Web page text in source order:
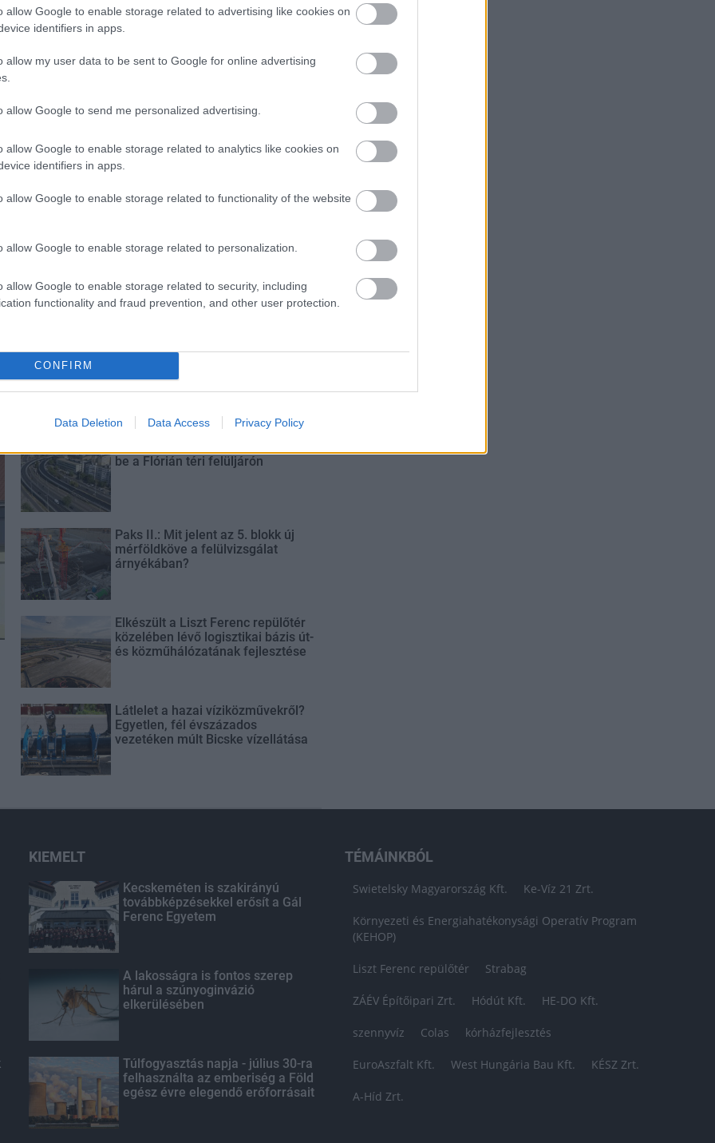
allow Google to enable storage related to advertising like cookies on
identifiers in apps.
allow my user data to be sent to Google for online advertising
allow Google to send me personalized advertising.
allow Google to enable storage related to analytics like cookies on
identifiers in apps.
allow Google to enable storage related to functionality of the website
allow Google to enable storage related to personalization.
allow Google to enable storage related to security, including
functionality and fraud prevention, and other user protection.
CONFIRM
Data Deletion Data Access Privacy Policy
mezőgazdaság borászat borágazat
táborozást
be a Flórián téri felüljárón
Paks II.: Mit jelent az 5. blokk új
mérföldköve a felülvizsgálat
árnyékában?
Elkészült a Liszt Ferenc repülőtér
közelében lévő logisztikai bázis út-
és közműhálózatának fejlesztése
Látlelet a hazai víziközművekről?
Egyetlen, fél évszázados
vezetéken múlt Bicske vízellátása
KIEMELT
Kecskeméten is szakirányú
továbbképzésekkel erősít a Gál
Ferenc Egyetem
A lakosságra is fontos szerep
hárul a szúnyoginvázió
elkerülésében
Túlfogyasztás napja - július 30-ra
felhasználta az emberiség a Föld
egész évre elegendő erőforrásait
TÉMÁINKBÓL
Swietelsky Magyarország Kft. Ke-Víz 21 Zrt.
Környezeti és Energiahatékonysági Operatív Program
(KEHOP)
Liszt Ferenc repülőtér Strabag
ZÁÉV Építőipari Zrt. Hódút Kft. HE-DO Kft.
szennyvíz Colas kórházfejlesztés
EuroAszfalt Kft. West Hungária Bau Kft. KÉSZ Zrt.
A-Híd Zrt.